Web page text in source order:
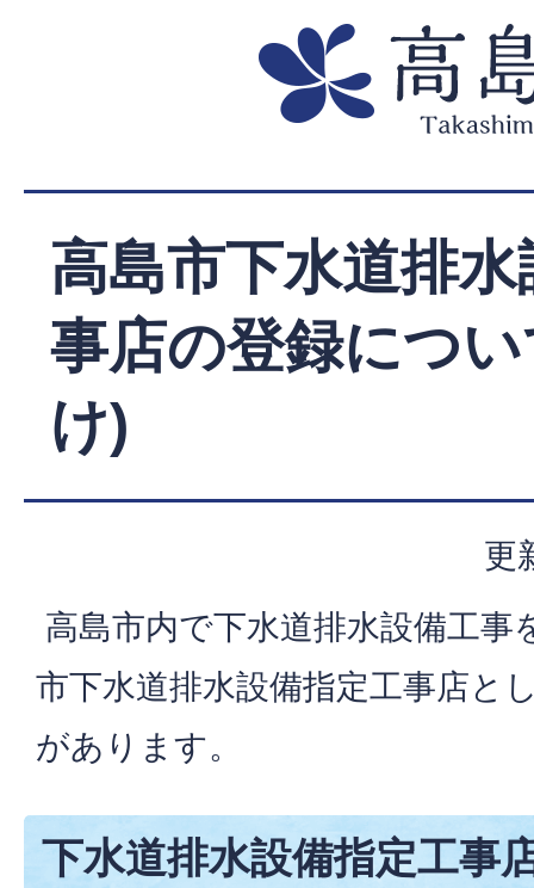
高島市下水道排
事店の登録につ
け)
更
高島市内で下水道排水設備工事
市下水道排水設備指定工事店と
があります。
下水道排水設備指定工事